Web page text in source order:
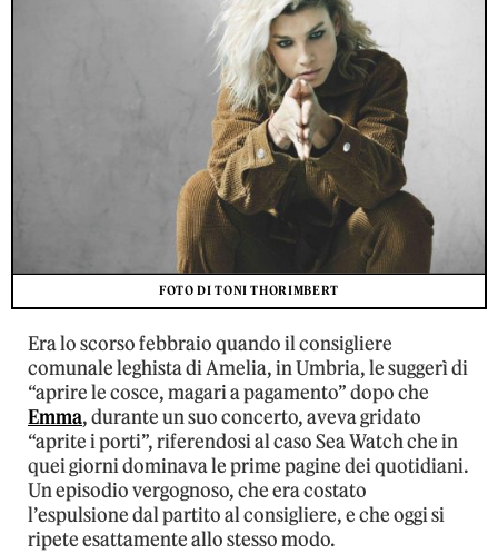
FOTO DI TONI THORIMBERT
Era lo scorso febbraio quando il consigliere
comunale leghista di Amelia, in Umbria, le suggerì di
“aprire le cosce, magari a pagamento” dopo che
Emma, durante un suo concerto, aveva gridato
“aprite i porti”, riferendosi al caso Sea Watch che in
quei giorni dominava le prime pagine dei quotidiani.
Un episodio vergognoso, che era costato
l’espulsione dal partito al consigliere, e che oggi si
ripete esattamente allo stesso modo.